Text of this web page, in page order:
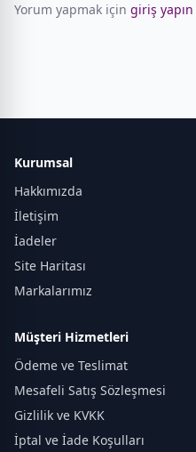
Yorum yapmak için giriş yapın
Kurumsal
Hakkımızda
İletişim
İadeler
Site Haritası
Markalarımız
Müşteri Hizmetleri
Ödeme ve Teslimat
Mesafeli Satış Sözleşmesi
Gizlilik ve KVKK
İptal ve İade Koşulları